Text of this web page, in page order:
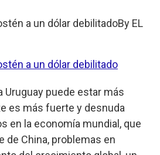
a un dólar debilitadoBy EL
a un dólar debilitado
Uruguay puede estar más
es más fuerte y desnuda
en la economía mundial, que
de China, problemas en